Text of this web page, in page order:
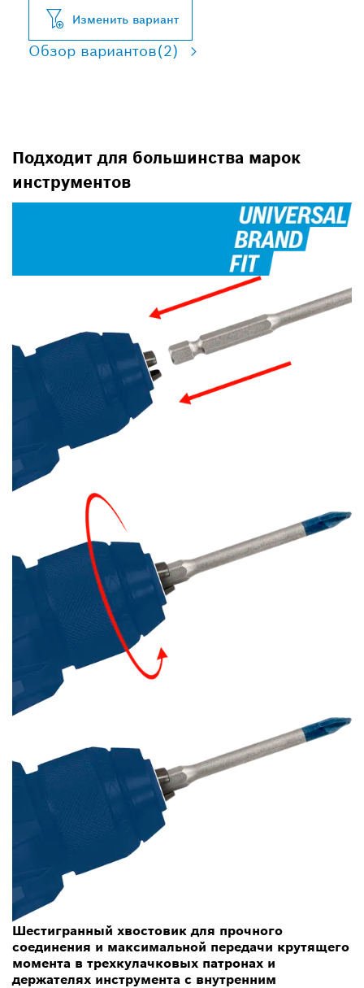
Изменить вариант
Обзор вариантов(2)
Подходит для большинства марок
инструментов
Шестигранный хвостовик для прочного
соединения и максимальной передачи крутящего
момента в трехкулачковых патронах и
держателях инструмента с внутренним